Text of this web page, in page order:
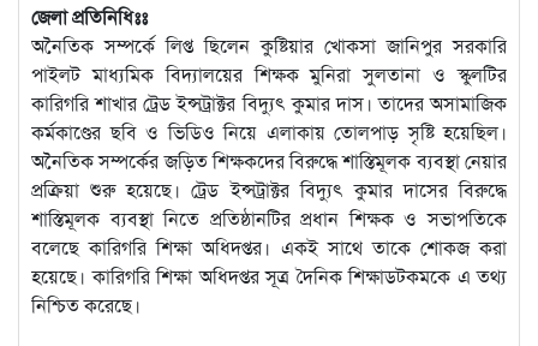
জেলা প্রতিনিধিঃঃ
অনৈতিক সম্পর্কে লিপ্ত ছিলেন কুষ্টিয়ার খোকসা জানিপুর সরকারি
পাইলট মাধ্যমিক বিদ্যালয়ের শিক্ষক মুনিরা সুলতানা ও স্কুলটির
কারিগরি শাখার ট্রেড ইন্সট্রাক্টর বিদ্যুৎ কুমার দাস। তাদের অসামাজিক
কর্মকাণ্ডের ছবি ও ভিডিও নিয়ে এলাকায় তোলপাড় সৃষ্টি হয়েছিল।
অনৈতিক সম্পর্কের জড়িত শিক্ষকদের বিরুদ্ধে শাস্তিমূলক ব্যবস্থা নেয়ার
প্রক্রিয়া শুরু হয়েছে। ট্রেড ইন্সট্রাক্টর বিদ্যুৎ কুমার দাসের বিরুদ্ধে
শাস্তিমূলক ব্যবস্থা নিতে প্রতিষ্ঠানটির প্রধান শিক্ষক ও সভাপতিকে
বলেছে কারিগরি শিক্ষা অধিদপ্তর। একই সাথে তাকে শোকজ করা
হয়েছে। কারিগরি শিক্ষা অধিদপ্তর সূত্র দৈনিক শিক্ষাডটকমকে এ তথ্য
নিশ্চিত করেছে।